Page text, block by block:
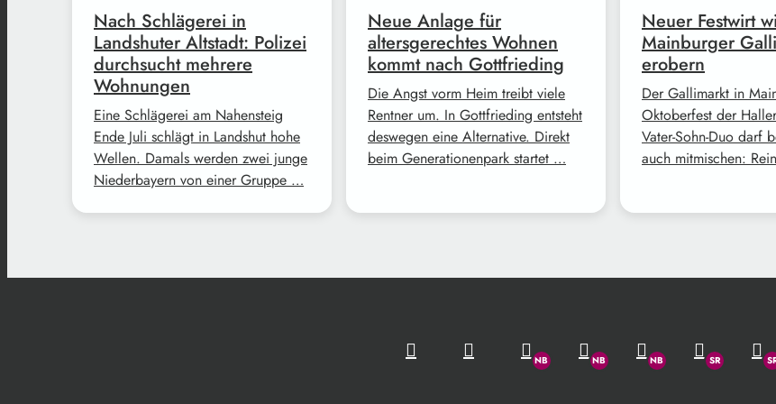
Nach Schlägerei in
Landshuter Altstadt: Polizei
durchsucht mehrere
Wohnungen
Eine Schlägerei am Nahensteig
Ende Juli schlägt in Landshut hohe
Wellen. Damals werden zwei junge
Niederbayern von einer Gruppe …
Neue Anlage für
altersgerechtes Wohnen
kommt nach Gottfrieding
Die Angst vorm Heim treibt viele
Rentner um. In Gottfrieding entsteht
deswegen eine Alternative. Direkt
beim Generationenpark startet …
Neuer Festwirt
Mainburger
erobern
Der Gallimarkt in
Oktoberfest der
Vater-Sohn-Duo darf
auch mitmischen: